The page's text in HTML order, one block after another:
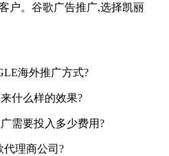
户。谷歌广告推广,选择凯丽
海外推广方式?
什么样的效果?
需要投入多少费用?
代理商公司?